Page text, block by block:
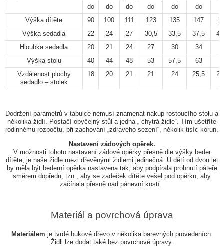
do
do do do do do
Výška dítěte
90 100 111 123 135 147
Výška sedadla
22 24 27 30,5 33,5 37,5
Hloubka sedadla
20 21 24 27 30 34
Výška stolu
40 44 48 53 57,5 63
Vzdálenost plochy
sedadlo – stolek
18 20 21 21 24 25,5
Dodržení parametrů v tabulce nemusí znamenat nákup rostoucího stolu a
několika židlí. Postačí obyčejný stůl a jedna „ chytrá židle“. Tím ušetříte
rodinnému rozpočtu, při zachování „zdravého sezení“, několik tisíc korun.
Nastavení zádových opěrek.
V možnosti tohoto nastavení zádové opěrky přesně dle výšky beder
dítěte, je naše židle mezi dřevěnými židlemi jedinečná. U dětí od dvou let
by měla být bederní opěrka nastavena tak, aby podpírala prohnutí páteře
směrem dopředu, tzn., aby se zadeček dítěte vešel pod opěrku, aby
začínala přesně nad pánevní kostí.
Materiál a povrchová úprava
Materiálem je tvrdé bukové dřevo v několika barevných provedeních.
Židli lze dodat také bez povrchové úpravy.